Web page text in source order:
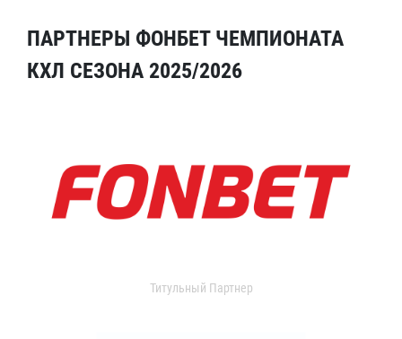
ПАРТНЕРЫ ФОНБЕТ ЧЕМПИОНАТА
КХЛ СЕЗОНА 2025/2026
Титульный Партнер